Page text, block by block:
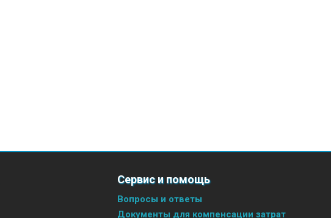
Сервис и помощь
Вопросы и ответы
Документы для компенсации затрат